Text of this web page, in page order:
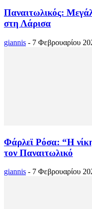
Παναιτωλικός:
στη Λάρισα
giannis - 7 Φεβρουαρίου
Φάρλεϊ Ρόσα: “Η νίκη
τον Παναιτωλικό
giannis - 7 Φεβρουαρίου